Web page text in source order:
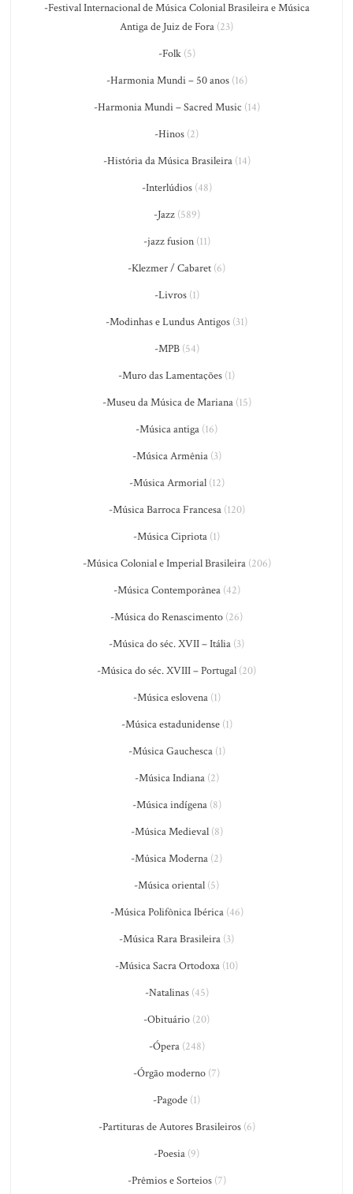
-Festival Internacional de Música Colonial Brasileira e Música
Antiga de Juiz de Fora (23)
-Folk(5)
-Harmonia Mundi – 50 anos(16)
-Harmonia Mundi – Sacred Music (14)
-Hinos (2)
-História da Música Brasileira(14)
-Interlúdios(48)
-Jazz(589)
-jazz fusion(11)
-Klezmer / Cabaret (6)
-Livros(1)
-Modinhas e Lundus Antigos (31)
-MPB(54)
-Muro das Lamentações (1)
-Museu da Música de Mariana(15)
-Música antiga (16)
-Música Armênia(3)
-Música Armorial(12)
-Música Barroca Francesa(120)
-Música Cipriota (1)
-Música Colonial e Imperial Brasileira(206)
-Música Contemporânea(42)
-Música do Renascimento (26)
-Música do séc. XVII – Itália (3)
-Música do séc. XVIII – Portugal (20)
-Música eslovena(1)
-Música estadunidense(1)
-Música Gauchesca(1)
-Música Indiana(2)
-Música indígena(8)
-Música Medieval(8)
-Música Moderna (2)
-Música oriental (5)
-Música Polifônica Ibérica(46)
-Música Rara Brasileira (3)
-Música Sacra Ortodoxa (10)
-Natalinas(45)
-Obituário (20)
-Ópera(248)
-Órgão moderno (7)
-Pagode (1)
-Partituras de Autores Brasileiros(6)
-Poesia (9)
-Prêmios e Sorteios(7)